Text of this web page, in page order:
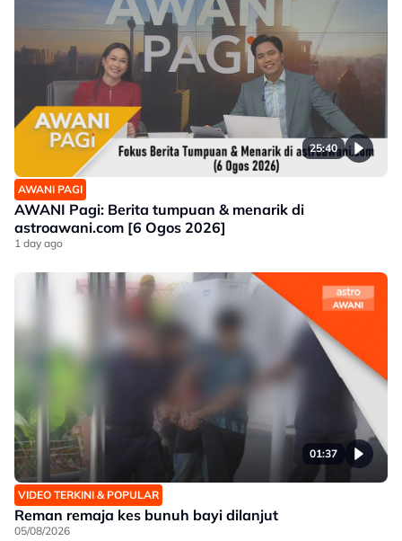
25:40
AWANI PAGI
AWANI Pagi: Berita tumpuan & menarik di
astroawani.com [6 Ogos 2026]
1 day ago
01:37
VIDEO TERKINI & POPULAR
Reman remaja kes bunuh bayi dilanjut
05/08/2026